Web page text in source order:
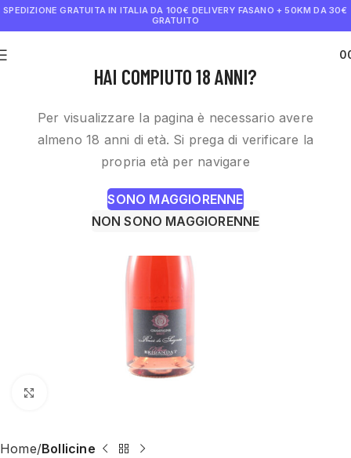
HAI COMPIUTO 18 ANNI?
Per visualizzare la pagina è necessario avere
almeno 18 anni di età. Si prega di verificare la
propria età per navigare
SONO MAGGIORENNE
NON SONO MAGGIORENNE
SPEDIZIONE GRATUITA IN ITALIA DA 100€ DELIVERY FASANO + 50KM DA 30€
GRATUITO
Home Bollicine